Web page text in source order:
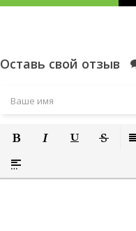
Оставь свой отзыв
Полужирный
Вставка спойлера